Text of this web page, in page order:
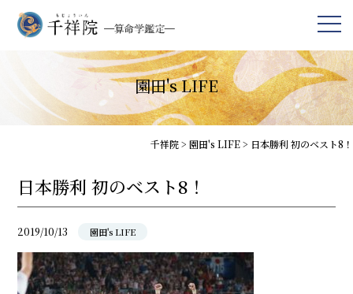
園田's LIFE
千祥院> 園田's LIFE> 日本勝利 初のベスト8！
日本勝利 初のベスト8！
2019/10/13 園田's LIFE